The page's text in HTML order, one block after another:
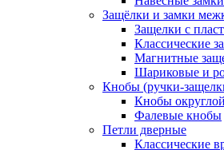
Защёлки и замки
Защелки с
Классические
Магнитные
Шариковые и
Кнобы (ручки-
Кнобы
Фалевые кнобы
Петли дверные
Классические